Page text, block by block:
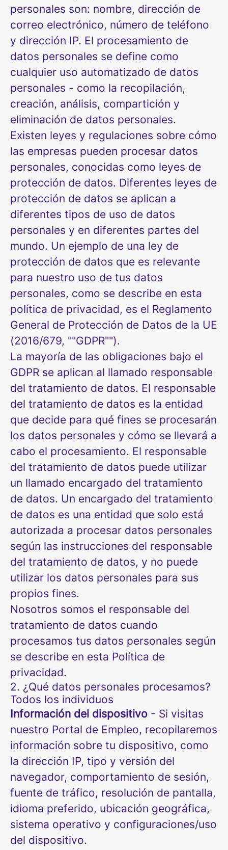
personales son: nombre, dirección de
correo electrónico, número de teléfono
y dirección IP. El procesamiento de
datos personales se define como
cualquier uso automatizado de datos
personales - como la recopilación,
creación, análisis, compartición y
eliminación de datos personales.
Existen leyes y regulaciones sobre cómo
las empresas pueden procesar datos
personales, conocidas como leyes de
protección de datos. Diferentes leyes de
protección de datos se aplican a
diferentes tipos de uso de datos
personales y en diferentes partes del
mundo. Un ejemplo de una ley de
protección de datos que es relevante
para nuestro uso de tus datos
personales, como se describe en esta
política de privacidad, es el Reglamento
General de Protección de Datos de la UE
(2016/679, ""GDPR"").
La mayoría de las obligaciones bajo el
GDPR se aplican al llamado responsable
del tratamiento de datos. El responsable
del tratamiento de datos es la entidad
que decide para qué fines se procesarán
los datos personales y cómo se llevará a
cabo el procesamiento. El responsable
del tratamiento de datos puede utilizar
un llamado encargado del tratamiento
de datos. Un encargado del tratamiento
de datos es una entidad que solo está
autorizada a procesar datos personales
según las instrucciones del responsable
del tratamiento de datos, y no puede
utilizar los datos personales para sus
propios fines.
Nosotros somos el responsable del
tratamiento de datos cuando
procesamos tus datos personales según
se describe en esta Política de
privacidad.
2. ¿Qué datos personales procesamos?
Todos los individuos
Información del dispositivo - Si visitas
nuestro Portal de Empleo, recopilaremos
información sobre tu dispositivo, como
la dirección IP, tipo y versión del
navegador, comportamiento de sesión,
fuente de tráfico, resolución de pantalla,
idioma preferido, ubicación geográfica,
sistema operativo y configuraciones/uso
del dispositivo.